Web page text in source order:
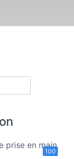
100
prise en main